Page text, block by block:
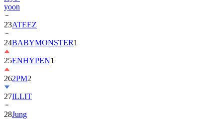
23ATEEZ
24BABYMONSTER
25ENHYPEN1
262PM2
27ILLIT
28Jung
Hae-
in3